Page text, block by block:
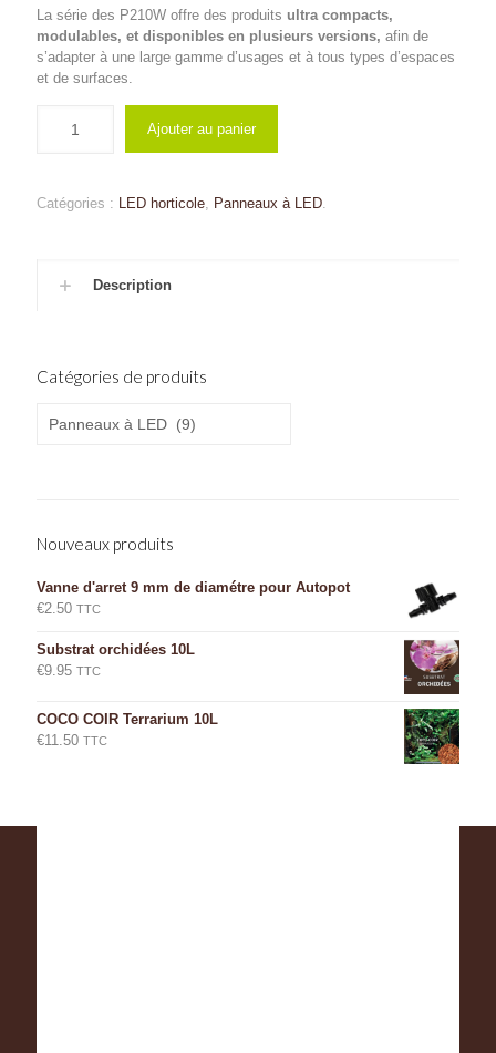
était :
€159.00.
est :
€127.20.
La série des P210W offre des produits ultra compacts,
modulables, et disponibles en plusieurs versions, afin de
s’adapter à une large gamme d’usages et à tous types d’espaces
et de surfaces.
Ajouter au panier
Catégories : LED horticole Panneaux à LED
Description
Catégories de produits
Nouveaux produits
Vanne d'arret 9 mm de diamétre pour Autopot
€2.50 TTC
Substrat orchidées 10L
€9.95 TTC
COCO COIR Terrarium 10L
€11.50 TTC